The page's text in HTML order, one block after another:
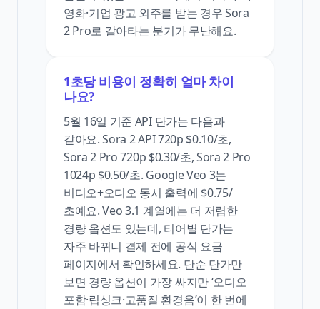
영화·기업 광고 외주를 받는 경우 Sora
2 Pro로 갈아타는 분기가 무난해요.
1초당 비용이 정확히 얼마 차이
나요?
5월 16일 기준 API 단가는 다음과
같아요. Sora 2 API 720p $0.10/초,
Sora 2 Pro 720p $0.30/초, Sora 2 Pro
1024p $0.50/초. Google Veo 3는
비디오+오디오 동시 출력에 $0.75/
초예요. Veo 3.1 계열에는 더 저렴한
경량 옵션도 있는데, 티어별 단가는
자주 바뀌니 결제 전에 공식 요금
페이지에서 확인하세요. 단순 단가만
보면 경량 옵션이 가장 싸지만 ‘오디오
포함·립싱크·고품질 환경음’이 한 번에